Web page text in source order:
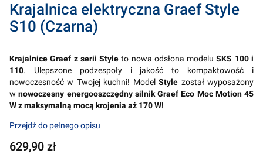
Krajalnica elektryczna Graef Style
S10 (Czarna)
Krajalnice Graef z serii Styleto nowa odsłona modelu SKS 100 i
110. Ulepszone podzespoły i jakość to kompaktowość i
nowoczesność w Twojej kuchni! ModelStyle został wyposażony
w nowoczesny energooszczędny silnik Graef Eco Moc Motion 45
W z maksymalną mocą krojenia aż 170 W!
Przejdź do pełnego opisu
Cena
629,90 zł